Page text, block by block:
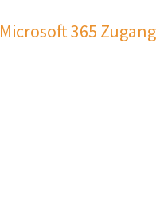
Microsoft 365 Zugang